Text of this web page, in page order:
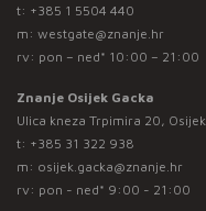
t: +385 1 5504 440
m: westgate@znanje.hr
rv: pon – ned* 10:00 – 21:00
Znanje Osijek Gacka
Ulica kneza Trpimira 20, Osijek
t: +385 31 322 938
m: osijek.gacka@znanje.hr
rv: pon - ned* 9:00 - 21:00